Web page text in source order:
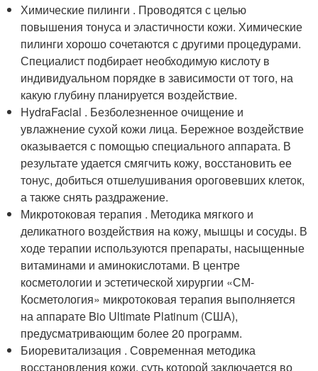
Химические пилинги . Проводятся с целью
повышения тонуса и эластичности кожи. Химические
пилинги хорошо сочетаются с другими процедурами.
Специалист подбирает необходимую кислоту в
индивидуальном порядке в зависимости от того, на
какую глубину планируется воздействие.
HydraFacial . Безболезненное очищение и
увлажнение сухой кожи лица. Бережное воздействие
оказывается с помощью специального аппарата. В
результате удается смягчить кожу, восстановить ее
тонус, добиться отшелушивания ороговевших клеток,
а также снять раздражение.
Микротоковая терапия . Методика мягкого и
деликатного воздействия на кожу, мышцы и сосуды. В
ходе терапии используются препараты, насыщенные
витаминами и аминокислотами. В центре
косметологии и эстетической хирургии «СМ-
Косметология» микротоковая терапия выполняется
на аппарате Bio Ultimate Platinum (США),
предусматривающим более 20 программ.
Биоревитализация . Современная методика
восстановления кожи, суть которой заключается во